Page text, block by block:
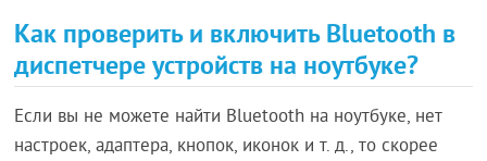
Как проверить и включить Bluetooth в
диспетчере устройств на ноутбуке?
Если вы не можете найти Bluetooth на ноутбуке, нет
настроек, адаптера, кнопок, иконок и т. д., то скорее